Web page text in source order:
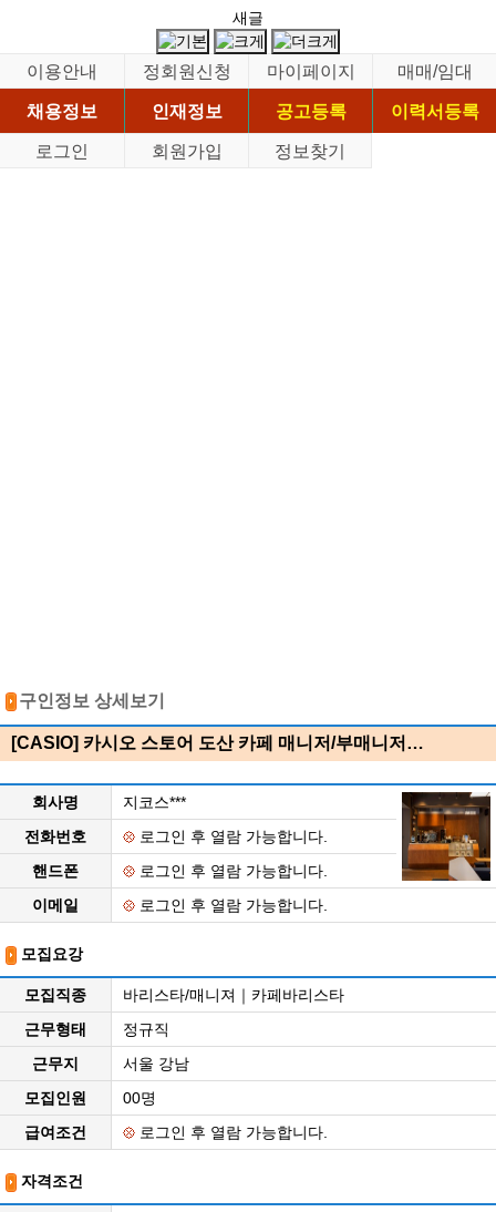
새글
이용안내 정회원신청 마이페이지
매매/임대
채용정보
인재정보 공고등록
이력서등록
로그인
회원가입 정보찾기
구인정보 상세보기
[CASIO] 카시오 스토어 도산 카페 매니저/부매니저…
회사명
지코스***
전화번호
로그인 후 열람 가능합니다.
핸드폰
로그인 후 열람 가능합니다.
이메일
로그인 후 열람 가능합니다.
모집요강
모집직종
바리스타/매니져｜카페바리스타
근무형태
정규직
근무지
서울 강남
모집인원
00명
급여조건
로그인 후 열람 가능합니다.
자격조건